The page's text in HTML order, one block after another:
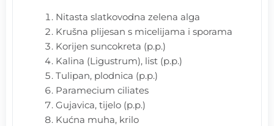
Nitasta slatkovodna zelena alga
Krušna plijesan s micelijama i sporama
Korijen suncokreta (p.p.)
Kalina (Ligustrum), list (p.p.)
Tulipan, plodnica (p.p.)
Paramecium ciliates
Gujavica, tijelo (p.p.)
Kućna muha, krilo